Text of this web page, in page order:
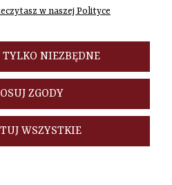
al. Jana Pawła
00-148
w naszej Polityce
TYLKO NIEZBĘDNE
ZGODY
WSZYSTKIE